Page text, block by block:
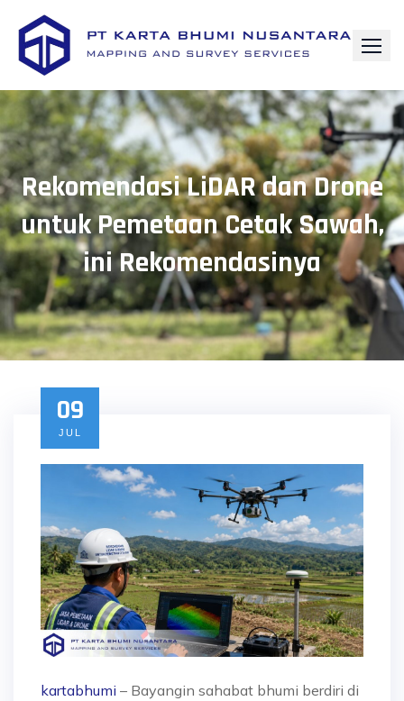
content
Rekomendasi LiDAR dan Drone
untuk Pemetaan Cetak Sawah,
ini Rekomendasinya
09
JUL
kartabhumi – Bayangin sahabat bhumi berdiri di